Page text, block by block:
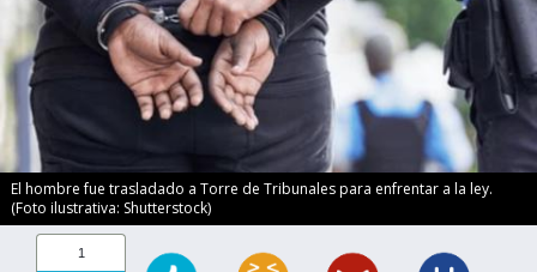
El hombre fue trasladado a Torre de Tribunales para enfrentar a la ley.
(Foto ilustrativa: Shutterstock)
1